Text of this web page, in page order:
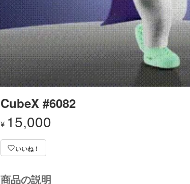
CubeX #6082
¥ 15,000
いいね！
商品の説明